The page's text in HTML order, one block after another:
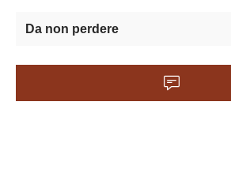
Da non perdere